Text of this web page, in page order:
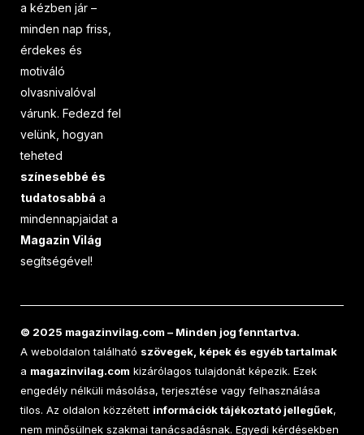
a kézben jár –
minden nap friss,
érdekes és
motiváló
olvasnivalóval
várunk. Fedezd fel
velünk, hogyan
teheted
színesebbé és
tudatosabbá a
mindennapjaidat a
Magazin Világ
segítségével!
© 2025 magazinvilag.com – Minden jog fenntartva.
A weboldalon található szövegek, képek és egyéb tartalmak
a magazinvilag.com kizárólagos tulajdonát képezik. Ezek
engedély nélküli másolása, terjesztése vagy felhasználása
tilos. Az oldalon közzétett információk tájékoztató jellegűek,
nem minősülnek szakmai tanácsadásnak. Egyedi kérdésekben